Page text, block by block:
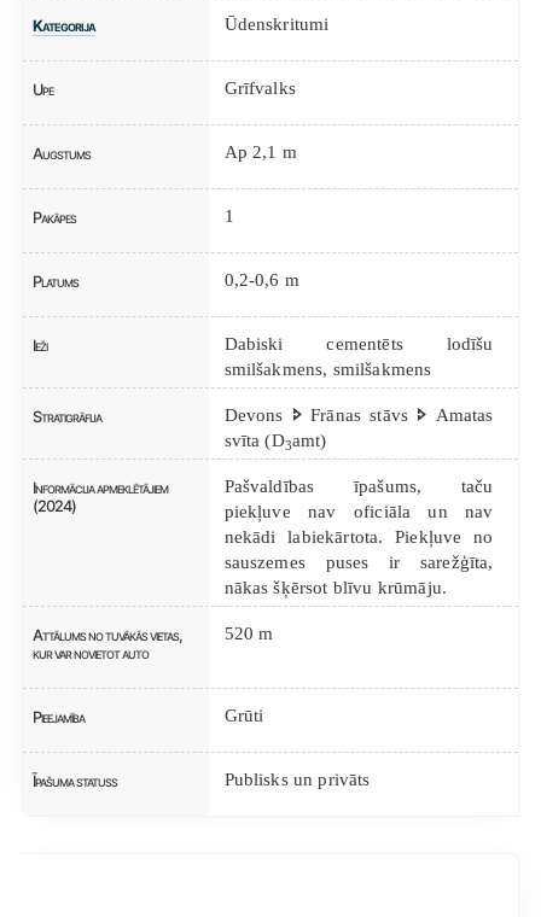
Kategorija Ūdenskritumi
Upe Grīfvalks
Augstums Ap 2,1 m
Pakāpes 1
Platums 0,2-0,6 m
Ieži
Dabiski cementēts lodīšu
smilšakmens, smilšakmens
Stratigrāfija
Devons 🢖 Frānas stāvs 🢖 Amatas
svīta (D3amt)
Informācija apmeklētājiem
(2024)
Pašvaldības īpašums, taču
piekļuve nav oficiāla un nav
nekādi labiekārtota. Piekļuve no
sauszemes puses ir sarežģīta,
nākas šķērsot blīvu krūmāju.
Attālums no tuvākās vietas,
kur var novietot auto
520 m
Pieejamība Grūti
Īpašuma statuss Publisks un privāts